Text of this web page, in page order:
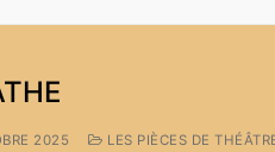
2025 LES PIÈCES DE